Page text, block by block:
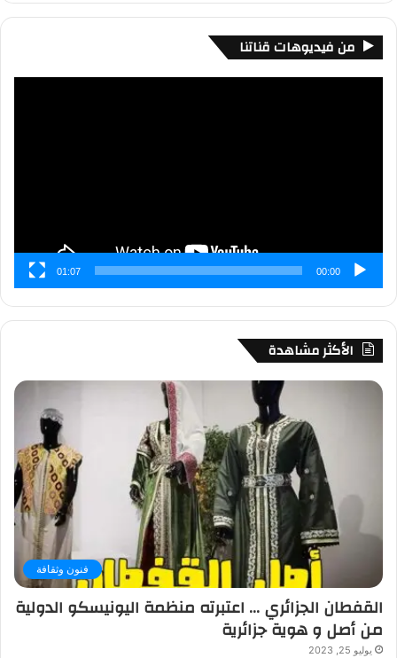
من فيديوهات قناتنا
00:00
01:07
الأكثر مشاهدة
فنون وثقافة
القفطان الجزائري … اعتبرته منظمة اليونيسكو الدولية
من أصل و هوية جزائرية
يوليو 25, 2023